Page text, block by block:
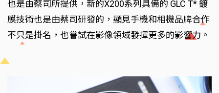
也是由蔡司所提供，新的X200系列具備的 GLC T* 鍍
膜技術也是由蔡司研發的，顯見手機和相機品牌合作
不只是掛名，也嘗試在影像領域發揮更多的影響力。